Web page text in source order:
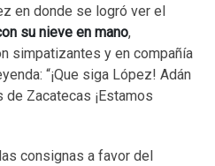
en donde se logró ver el
su nieve en mano,
simpatizantes y en compañía
“¡Que siga López! Adán
Zacatecas ¡Estamos
consignas a favor del